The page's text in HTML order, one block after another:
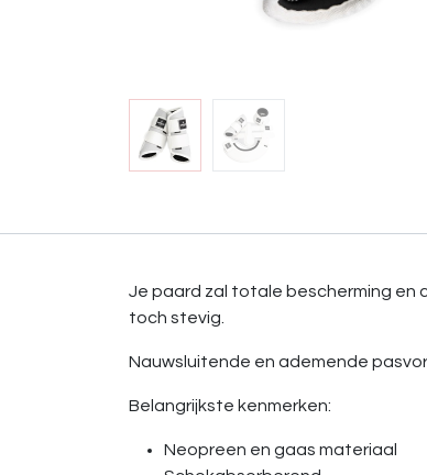
Je paard zal totale bescherming en
toch stevig.
Nauwsluitende en ademende
Belangrijkste kenmerken:
Neopreen en gaas materiaal